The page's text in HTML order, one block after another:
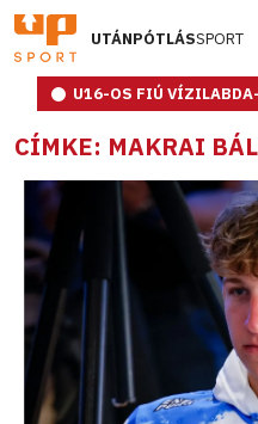
UTÁNPÓTLÁSSPORT
U16-OS FIÚ
CÍMKE: MAKRAI